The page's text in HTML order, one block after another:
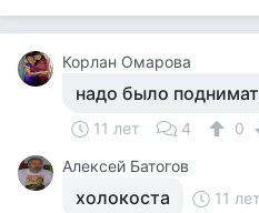
Корлан Омарова
надо было
11 лет 4
0
Алексей Батогов
холокоста 11 лет